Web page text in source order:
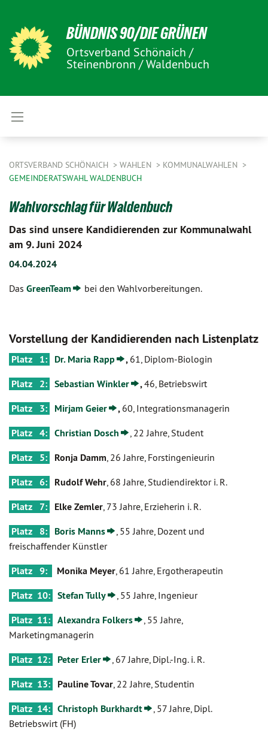
BÜNDNIS 90/DIE GRÜNEN
Ortsverband Schönaich /
Steinenbronn / Waldenbuch
ORTSVERBAND SCHÖNAICH WAHLEN
KOMMUNALWAHLEN
GEMEINDERATSWAHL WALDENBUCH
Wahlvorschlag für Waldenbuch
Das sind unsere Kandidierenden zur Kommunalwahl
am 9. Juni 2024
04.04.2024
Das GreenTeam bei den Wahlvorbereitungen.
Vorstellung der Kandidierenden nach Listenplatz
Platz 1: Dr. Maria Rapp , 61, Diplom-Biologin
Platz 2: Sebastian Winkler ,46, Betriebswirt
Platz 3: Mirjam Geier , 60, Integrationsmanagerin
Platz 4: Christian Dosch , 22 Jahre, Student
Platz 5: Ronja Damm, 26 Jahre, Forstingenieurin
Platz 6: Rudolf Wehr, 68 Jahre, Studiendirektor i. R.
Platz 7: Elke Zemler, 73 Jahre, Erzieherin i. R.
Platz 8: Boris Manns
, 55 Jahre, Dozent und
freischaffender Künstler
Platz 9: Monika Meyer, 61 Jahre, Ergotherapeutin
Platz 10: Stefan Tully , 55 Jahre, Ingenieur
Platz 11: Alexandra Folkers
, 55 Jahre,
Marketingmanagerin
Platz 12: Peter Erler , 67 Jahre, Dipl.-Ing. i. R.
Platz 13: Pauline Tovar, 22 Jahre, Studentin
Platz 14: Christoph Burkhardt
, 57 Jahre, Dipl.
Betriebswirt (FH)